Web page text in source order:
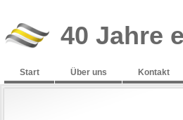
40 Jahre
Start Über uns Kontakt